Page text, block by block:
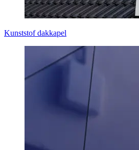
Kunststof dakkapel